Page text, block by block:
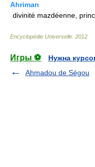
Ahriman
divinité mazdéenne,
Encyclopédie Universelle 2012
Игры ⚽
Нужна
Ahmadou de Ségou